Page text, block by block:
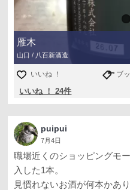
雁木
山口 / 八百新酒造
いいね ！ ブ
いいね ！ 24件
puipui
7月4日
職場近くのショッピングモ
入した1本。
見慣れないお酒が何本かあ